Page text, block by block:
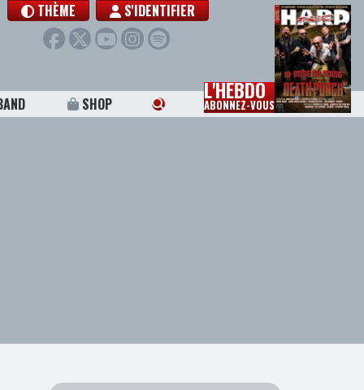
THÈME S'IDENTIFIER
SHOP L'HEBDO
ABONNEZ-VOUS